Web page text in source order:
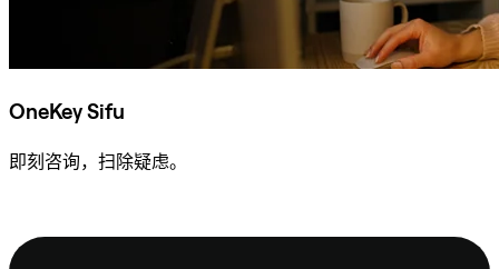
OneKey Sifu
即刻咨询，扫除疑虑。